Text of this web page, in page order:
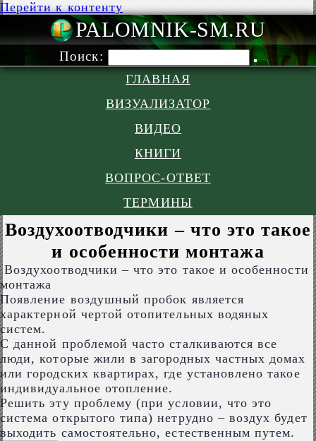
Перейти к контенту
PALOMNIK-
Поиск:
ГЛАВНАЯ
ВИЗУАЛИЗАТОР
ВИДЕО
КНИГИ
ВОПРОС-ОТВЕТ
ТЕРМИНЫ
Воздухоотводчики – что это такое
и особенности монтажа
Воздухоотводчики – что это такое и особенности
монтажа
Появление воздушный пробок является
характерной чертой отопительных водяных
систем.
С данной проблемой часто сталкиваются все
люди, которые жили в загородных частных домах
или городских квартирах, где установлено такое
индивидуальное отопление.
Решить эту проблему (при условии, что это
система открытого типа) нетрудно – воздух будет
выходить самостоятельно, естественным путем.